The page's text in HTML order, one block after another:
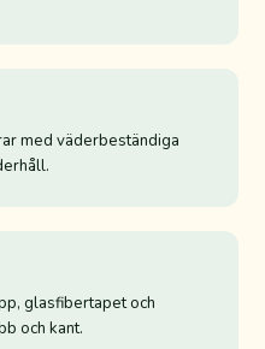
med väderbeständiga
glasfibertapet och
och kant.